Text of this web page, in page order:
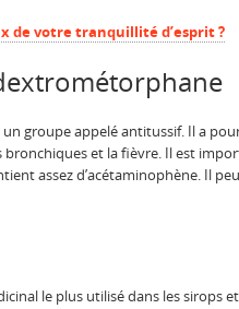
de votre tranquillité d’esprit ?
groupe appelé antitussif. Il a
et la fièvre. Il est
assez d’acétaminophène. Il
le plus utilisé dans les